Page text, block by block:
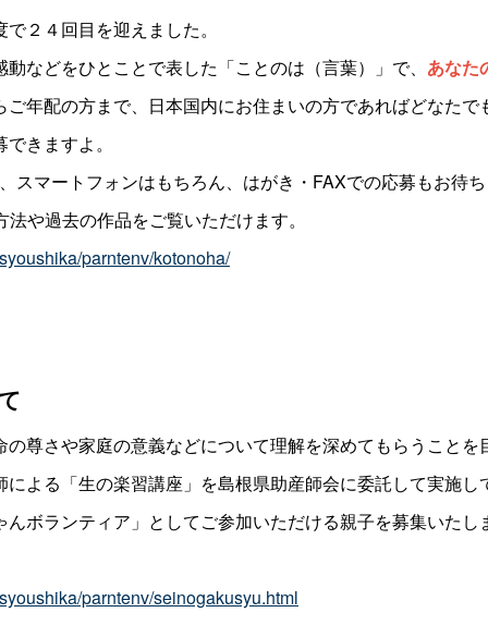
２４回目を迎えました。
などをひとことで表した「ことのは（言葉）」で、 あなた
年配の方まで、日本国内にお住まいの方であればどなたで
きますよ。
スマートフォンはもちろん、はがき・FAXでの応募もお待
や過去の作品をご覧いただけます。
parntenv/kotonoha/
尊さや家庭の意義などについて理解を深めてもらうこと
よる「生の楽習講座」を島根県助産師会に委託して実施し
ボランティア」としてご参加いただける親子を募集いたし
parntenv/seinogakusyu.html